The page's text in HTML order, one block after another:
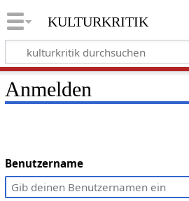
kulturkritik
Anmelden
Benutzername